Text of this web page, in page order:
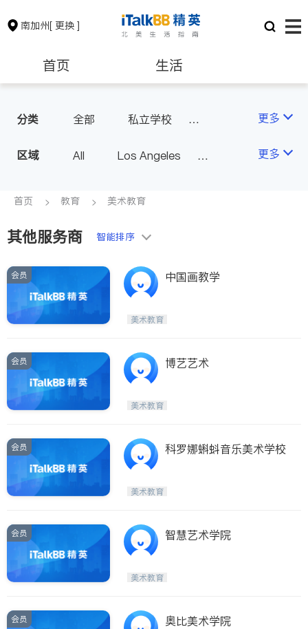
南加州[ 更换 ]
首页 生活
保险理财 房地产租售
银行贷款
建筑装修
非盈利组织
分类 全部
私立学校
升学顾问/课后辅导
更多
区域 All
Los Angeles
Alhambra & San Gabriel
Diamond Bar & Covina
Rowland Heights & Hacienda H
ties
Inyo & San Bernardino
Riverside
Santa Barbara & Monterey
更多
首页 教育 美术教育
其他服务商 智能排序
会员 中国画教学
美术教育
会员 博艺艺术
美术教育
会员 科罗娜蝌蚪音乐美术学校
美术教育
会员 智慧艺术学院
美术教育
会员 奥比美术学院